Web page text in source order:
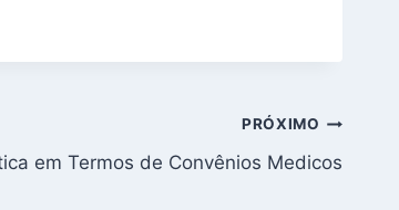
PRÓXIMO
em Termos de Convênios Medicos